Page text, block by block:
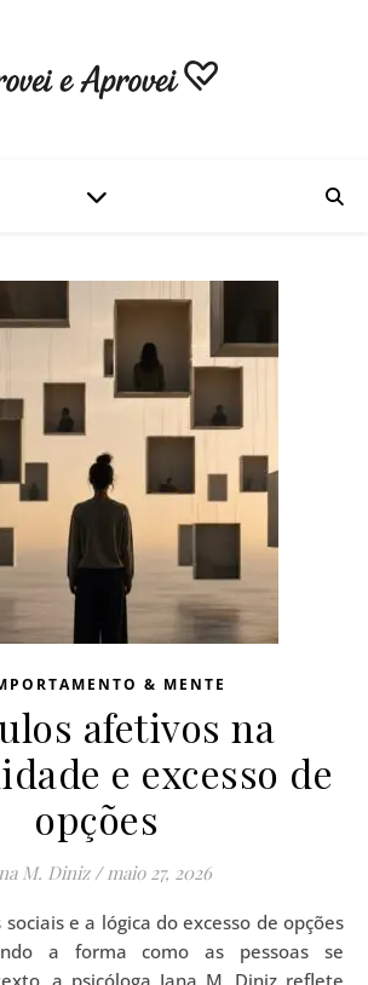
& MENTE
afetivos na
e excesso de
opções
M. Diniz / maio 27, 2026
a forma como as pessoas se
a psicóloga Iana M. Diniz reflete